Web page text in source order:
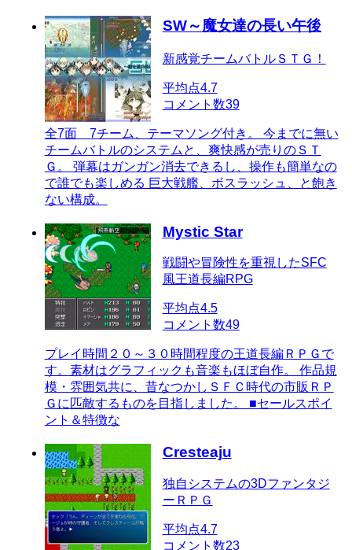
SW～魔女達の長い午後
新感覚チームバトルＳＴＧ！
平均点4.7
コメント数39
全7面 7チーム、テーマソング付き。 今までに無い
チームバトルのシステムと、爽快感が売りのＳＴ
Ｇ。 弾幕はガンガン消去できるし、操作も簡単なの
で誰でも楽しめる 巨大戦艦、ボスラッシュ、と飽き
ない構成。
Mystic Star
戦闘や冒険性を重視したSFC
風王道長編RPG
平均点4.5
コメント数49
プレイ時間２０～３０時間程度の王道長編ＲＰＧで
す。素材はグラフィックも音楽もほぼ自作。 作品規
模・雰囲気共に、昔なつかしＳＦＣ時代の市販ＲＰ
Ｇに匹敵するものを目指しました。 ■セールスポイ
ント＆特徴な
Cresteaju
独自システムの3Dファンタジ
ーＲＰＧ
平均点4.7
コメント数23